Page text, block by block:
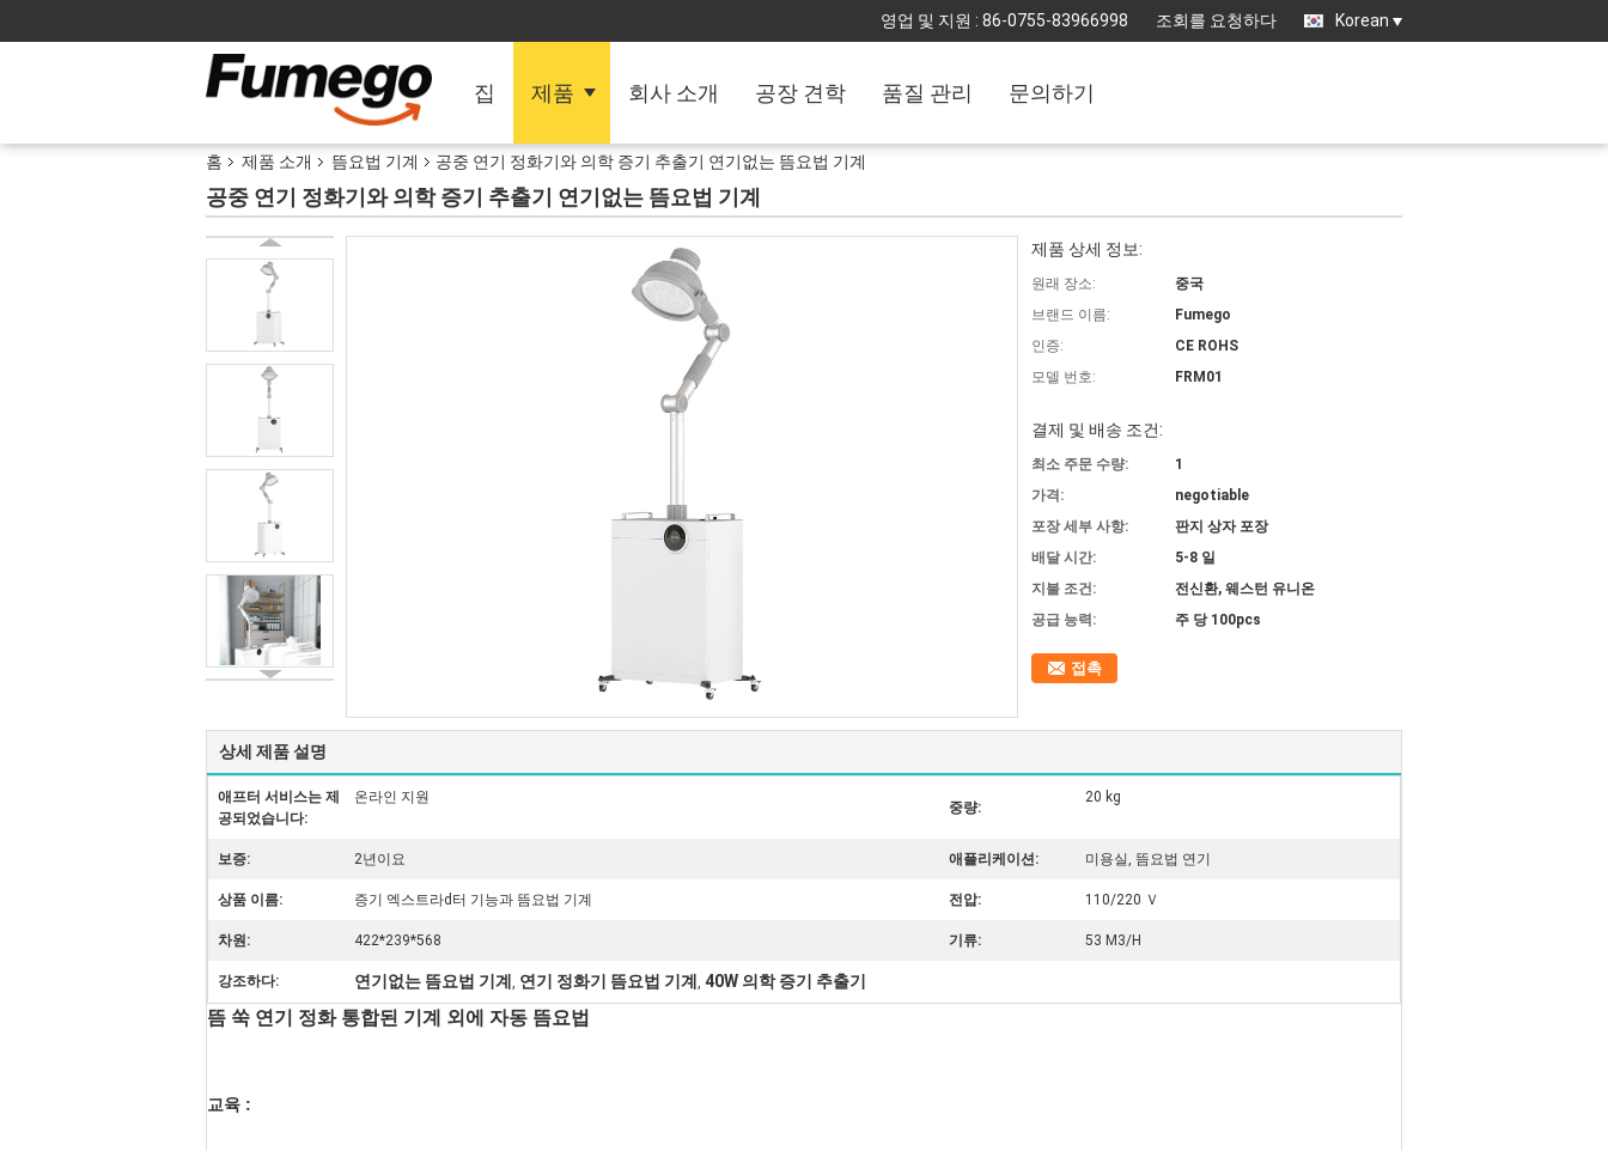
영업 및 지원 : 86-0755-83966998 조회를 요청하다 Korean
집 제품 회사 소개 공장 견학 품질 관리 문의하기
홈 제품 소개 뜸요법 기계 공중 연기 정화기와 의학 증기 추출기 연기없는 뜸요법 기계
공중 연기 정화기와 의학 증기 추출기 연기없는 뜸요법 기계
제품 상세 정보:
원래 장소:
중국
브랜드 이름:
Fumego
인증:
CE ROHS
모델 번호:
FRM01
결제 및 배송 조건:
최소 주문 수량:
1
가격:
negotiable
포장 세부 사항:
판지 상자 포장
배달 시간:
5-8 일
지불 조건:
전신환, 웨스턴 유니온
공급 능력:
주 당 100pcs
접촉
상세 제품 설명
애프터 서비스는 제
공되었습니다:
온라인 지원
중량:
20 kg
보증: 2년이요 애플리케이션: 미용실, 뜸요법 연기
상품 이름: 증기 엑스트라d터 기능과 뜸요법 기계 전압: 110/220 Ｖ
차원: 422*239*568 기류: 53 M3/H
강조하다: 연기없는 뜸요법 기계 , 연기 정화기 뜸요법 기계 , 40W 의학 증기 추출기
뜸 쑥 연기 정화 통합된 기계 외에 자동 뜸요법
교육 :